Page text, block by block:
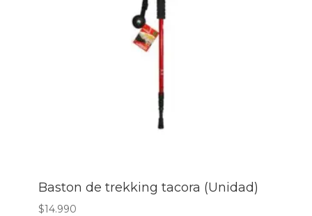
Baston de trekking tacora (Unidad)
$14.990